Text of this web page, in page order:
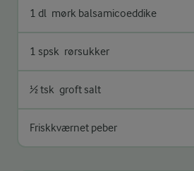
1 dl mørk balsamicoeddike
1 spsk rørsukker
½ tsk groft salt
Friskkværnet peber